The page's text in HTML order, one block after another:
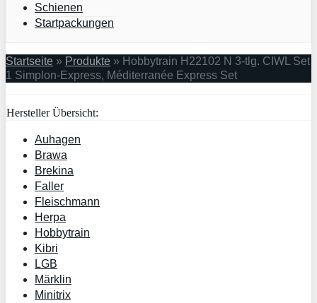
Schienen
Startpackungen
Startseite » Produkte » Hobbytrain H22102 N 3-tlg. CIWL Set
1 Simplon-Express, Méditerranée Express Set
Hersteller Übersicht:
Auhagen
Brawa
Brekina
Faller
Fleischmann
Herpa
Hobbytrain
Kibri
LGB
Märklin
Minitrix